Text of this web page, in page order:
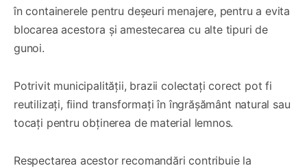
în containerele pentru deșeuri menajere, pentru a evita
blocarea acestora și amestecarea cu alte tipuri de
gunoi.
Potrivit municipalității, brazii colectați corect pot fi
reutilizați, fiind transformați în îngrășământ natural sau
tocați pentru obținerea de material lemnos.
Respectarea acestor recomandări contribuie la